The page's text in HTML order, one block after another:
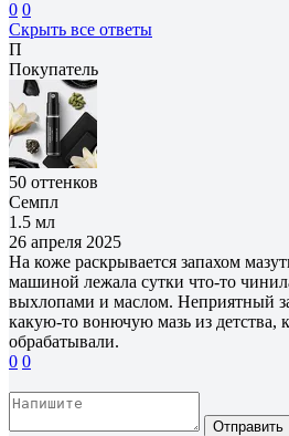
0 0
Скрыть все ответы
П
Покупатель
50 оттенков
Семпл
1.5 мл
26 апреля 2025
На коже раскрывается запахом
машиной лежала сутки что-то
выхлопами и маслом. Неприятный
какую-то вонючую мазь из детства,
обрабатывали.
0 0
Отправить